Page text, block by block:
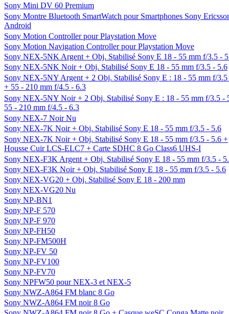
Sony Mini DV 60 Premium
Sony Montre Bluetooth SmartWatch pour Smartphones Sony
Android
Sony Motion Controller pour Playstation Move
Sony Motion Navigation Controller pour Playstation Move
Sony NEX-5NK Argent + Obj. Stabilisé Sony E 18 - 55 mm f/3.5 -
Sony NEX-5NK Noir + Obj. Stabilisé Sony E 18 - 55 mm f/3.5 - 5.6
Sony NEX-5NY Argent + 2 Obj. Stabilisé Sony E : 18 - 55 mm f/3.5
+ 55 - 210 mm f/4.5 - 6.3
Sony NEX-5NY Noir + 2 Obj. Stabilisé Sony E : 18 - 55 mm f/3.5 -
55 - 210 mm f/4.5 - 6.3
Sony NEX-7 Noir Nu
Sony NEX-7K Noir + Obj. Stabilisé Sony E 18 - 55 mm f/3.5 - 5.6
Sony NEX-7K Noir + Obj. Stabilisé Sony E 18 - 55 mm f/3.5 - 5.6 +
Housse Cuir LCS-ELC7 + Carte SDHC 8 Go Class6 UHS-I
Sony NEX-F3K Argent + Obj. Stabilisé Sony E 18 - 55 mm f/3.5 -
Sony NEX-F3K Noir + Obj. Stabilisé Sony E 18 - 55 mm f/3.5 - 5.6
Sony NEX-VG20 + Obj. Stabilisé Sony E 18 - 200 mm
Sony NEX-VG20 Nu
Sony NP-BN1
Sony NP-F 570
Sony NP-F 970
Sony NP-FH50
Sony NP-FM500H
Sony NP-FV 50
Sony NP-FV100
Sony NP-FV70
Sony NPFW50 pour NEX-3 et NEX-5
Sony NWZ-A864 FM blanc 8 Go
Sony NWZ-A864 FM noir 8 Go